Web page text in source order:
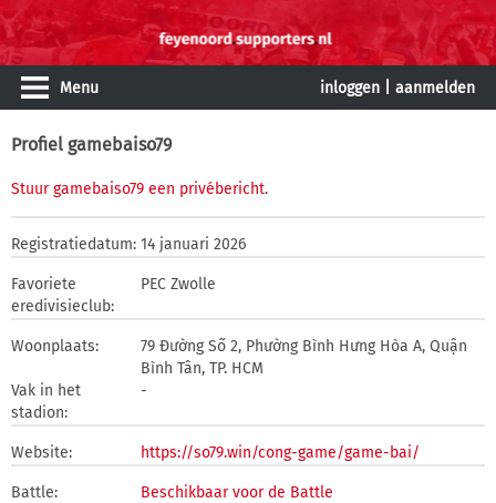
Menu inloggen aanmelden
Profiel gamebaiso79
Stuur gamebaiso79 een privébericht.
Registratiedatum: 14 januari 2026
Favoriete
eredivisieclub:
PEC Zwolle
Woonplaats:
79 Đường Số 2, Phường Bình Hưng Hòa A, Quận
Bình Tân, TP. HCM
Vak in het
stadion:
-
Website: https://so79.win/cong-game/game-bai/
Battle: Beschikbaar voor de Battle